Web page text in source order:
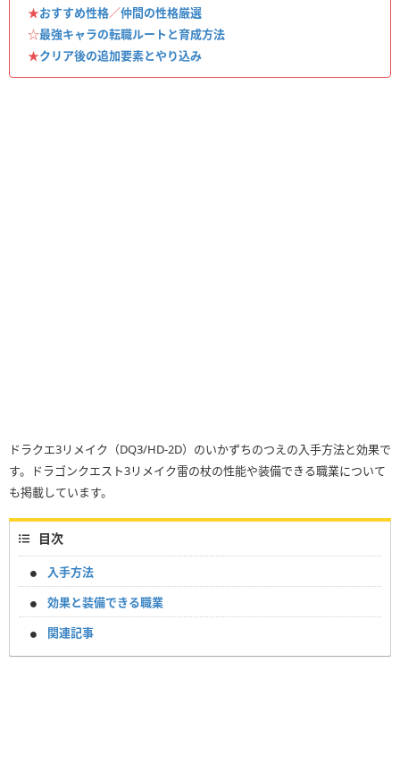
★おすすめ性格／仲間の性格厳選
☆最強キャラの転職ルートと育成方法
★クリア後の追加要素とやり込み
ドラクエ3リメイク（DQ3/HD-2D）のいかずちのつえの入手方法と効果で
す。ドラゴンクエスト3リメイク雷の杖の性能や装備できる職業について
も掲載しています。
目次
入手方法
効果と装備できる職業
関連記事